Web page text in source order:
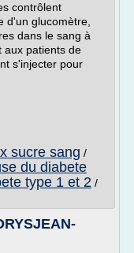
contrôlent
d'un glucomètre,
dans le sang à
aux patients de
s'injecter pour
sucre sang /
du diabete
type 1 et 2 /